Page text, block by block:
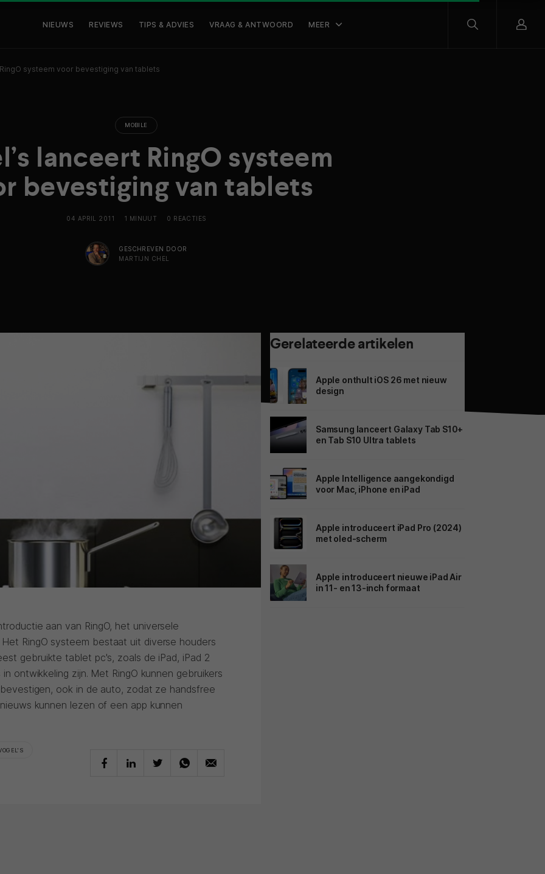
NIEUWS REVIEWS TIPS & ADVIES VRAAG & ANTWOORD MEER
systeem voor bevestiging van tablets
MOBILE
lanceert RingO systeem
bevestiging van tablets
04 APRIL 2011 1 MINUUT 0 REACTIES
GESCHREVEN DOOR
MARTIJN CHEL
aan van RingO, het universele
RingO systeem bestaat uit diverse houders
gebruikte tablet pc's, zoals de iPad, iPad 2
ontwikkeling zijn. Met RingO kunnen gebruikers
ook in de auto, zodat ze handsfree
kunnen lezen of een app kunnen
Gerelateerde artikelen
Apple onthult iOS 26 met nieuw
design
Samsung lanceert Galaxy Tab S10+
en Tab S10 Ultra tablets
Apple Intelligence aangekondigd
voor Mac, iPhone en iPad
Apple introduceert iPad Pro (2024)
met oled-scherm
Apple introduceert nieuwe iPad Air
in 11- en 13-inch formaat